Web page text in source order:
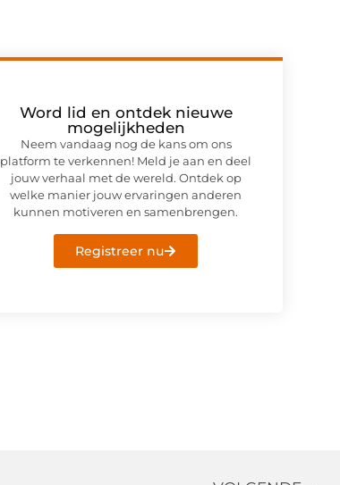
Word lid en ontdek nieuwe
mogelijkheden
Neem vandaag nog de kans om ons
platform te verkennen! Meld je aan en deel
jouw verhaal met de wereld. Ontdek op
welke manier jouw ervaringen anderen
kunnen motiveren en samenbrengen.
Registreer nu